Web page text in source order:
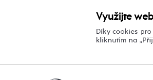
Využijte
Díky cookies
kliknutím na